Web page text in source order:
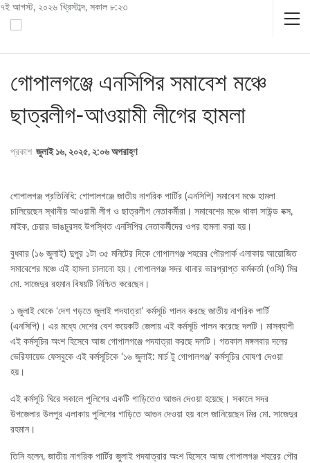
৭ই আগস্ট, ২০২৬ খ্রিস্টাব্দ, সকাল ৮:২৩
গোপালগঞ্জে এনসিপির সমাবেশ মঞ্চে
ছাত্রলীগ-আওয়ামী লীগের হামলা
প্রকাশ জুলাই ১৬, ২০২৫, ২:০৬ অপরাহ্ণ
গোপালগঞ্জ প্রতিনিধি: গোপালগঞ্জে জাতীয় নাগরিক পার্টির (এনসিপি) সমাবেশ মঞ্চে হামলা
চালিয়েছেন স্থানীয় আওয়ামী লীগ ও ছাত্রলীগ নেতাকর্মীরা। সমাবেশের মঞ্চে থাকা সাউন্ড বক্স,
মাইক, চেয়ার ভাঙচুরসহ উপস্থিত এনসিপির নেতাকর্মীদের ওপর হামলা করা হয়।
বুধবার (১৬ জুলাই) দুপুর ১টা ৩৫ মনিটের দিকে গোপালগঞ্জ শহরের পৌরপার্ক এলাকায় আয়োজিত
সমাবেশের মঞ্চে এই হামলা চালানো হয়। গোপালগঞ্জ সদর থানার ভারপ্রাপ্ত কর্মকর্তা (ওসি) মির
মো. সাজেদুর রহমান বিষয়টি নিশ্চিত করেছেন।
১ জুলাই থেকে ‘দেশ গড়তে জুলাই পদযাত্রা’ কর্মসূচি পালন করছে জাতীয় নাগরিক পার্টি
(এনসিপি)। এর মধ্যে দেশের বেশ কয়েকটি জেলায় এই কর্মসূচি পালন করেছে দলটি। মাসব্যাপী
এই কর্মসূচির অংশ হিসেবে আজ গোপালগঞ্জে পদযাত্রা করছে দলটি। গতকাল মঙ্গলবার দলের
ভেরিফায়েড ফেসবুকে এই কর্মসূচিকে ‘১৬ জুলাই: মার্চ টু গোপালগঞ্জ’ কর্মসূচির ঘোষণা দেওয়া
হয়।
এই কর্মসূচি ঘিরে সকালে পুলিশের একটি গাড়িতেও আগুন দেওয়া হয়েছে। সকালে সদর
উপজেলার উলপুর এলাকায় পুলিশের গাড়িতে আগুন দেওয়া হয় বলে জানিয়েছেন মির মো. সাজেদুর
রহমান।
তিনি বলেন, জাতীয় নাগরিক পার্টির জুলাই পদযাত্রার অংশ হিসেবে আজ গোপালগঞ্জ শহরের পৌর